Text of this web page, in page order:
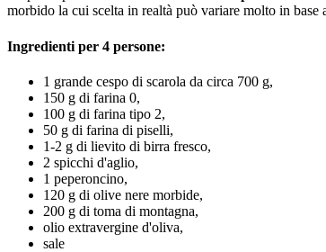
morbido la cui scelta in realtà può variare molto in
Ingredienti per 4 persone:
1 grande cespo di scarola da circa 700 g,
150 g di farina 0,
100 g di farina tipo 2,
50 g di farina di piselli,
1-2 g di lievito di birra fresco,
2 spicchi d'aglio,
1 peperoncino,
120 g di olive nere morbide,
200 g di toma di montagna,
olio extravergine d'oliva,
sale